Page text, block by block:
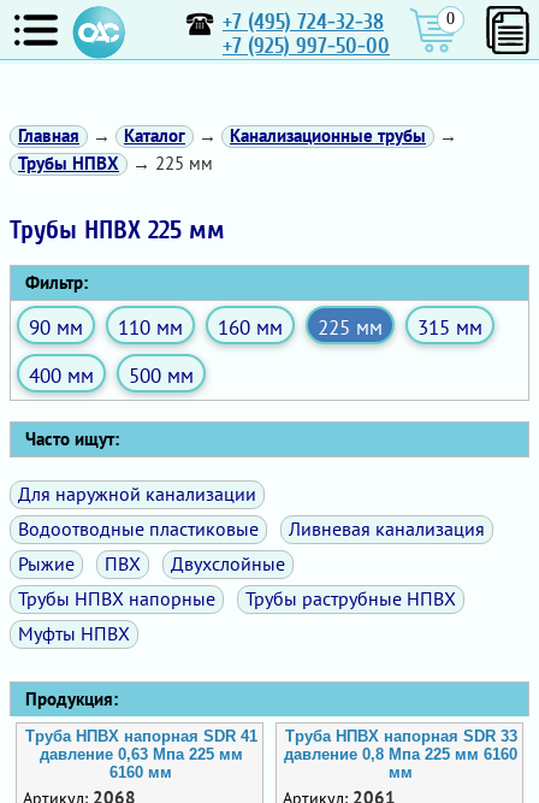
+7 (495) 724-32-38
+7 (925) 997-50-00
0
Главная → Каталог → Канализационные трубы
→
Трубы НПВХ
→ 225 мм
Трубы НПВХ 225 мм
Фильтр:
90 мм 110 мм 160 мм 225 мм
315 мм
400 мм
500 мм
Часто ищут:
Для наружной канализации
Водоотводные пластиковые
Ливневая канализация
Рыжие
ПВХ
Двухслойные
Трубы НПВХ напорные
Трубы раструбные НПВХ
Муфты НПВХ
Продукция:
Труба НПВХ напорная SDR 41
давление 0,63 Мпа 225 мм
6160 мм
Артикул: 2068
Труба НПВХ напорная SDR 33
давление 0,8 Мпа 225 мм 6160
мм
Артикул: 2061